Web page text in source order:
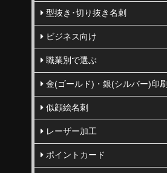
型抜き･切り抜き名刺
ビジネス向け
職業別で選ぶ
金(ゴールド)・銀(シルバー)印刷
似顔絵名刺
レーザー加工
ポイントカード